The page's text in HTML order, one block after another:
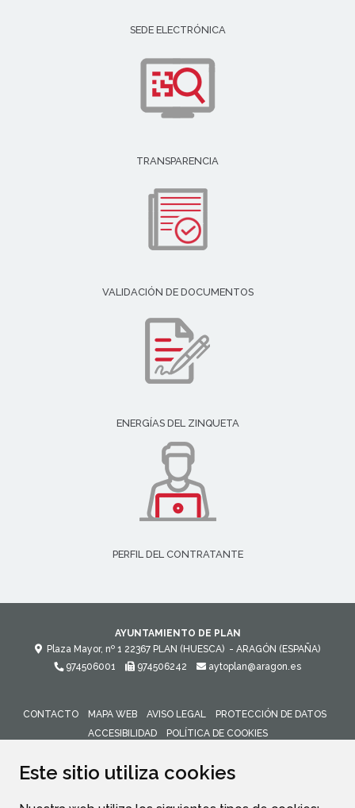
Este sitio utiliza cookies
SEDE ELECTRÓNICA
TRANSPARENCIA
VALIDACIÓN DE DOCUMENTOS
ENERGÍAS DEL ZINQUETA
PERFIL DEL CONTRATANTE
AYUNTAMIENTO DE PLAN
Plaza Mayor, nº 1 22367 PLAN (HUESCA) - ARAGÓN (ESPAÑA)
974506001
974506242 aytoplan@aragon.es
CONTACTO MAPA WEB AVISO LEGAL
PROTECCIÓN DE DATOS
ACCESIBILIDAD
POLÍTICA DE COOKIES